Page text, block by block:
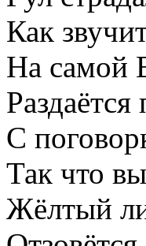
Как
На самой
Раздаётся
С
Так что
Жёлтый